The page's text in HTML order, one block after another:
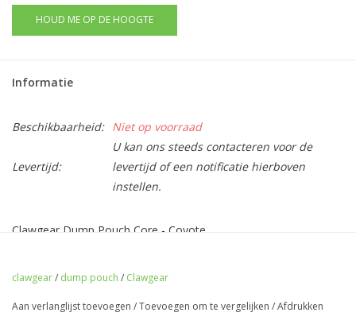
HOUD ME OP DE HOOGTE
Informatie
Beschikbaarheid: Niet op voorraad
Levertijd:
U kan ons steeds contacteren voor de
levertijd of een notificatie hierboven
instellen.
Clawgear Dump Pouch Core - Coyote
clawgear/ dump pouch / Clawgear
Aan verlanglijst toevoegen /Toevoegen om te vergelijken /Afdrukken